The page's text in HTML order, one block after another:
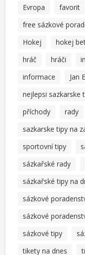
Evropa
favorit
free sázkové
Hokej
hokej
hráč
hráči
informace
Jan E
nejlepsi sazkarske
příchody
rady
sazkarske tipy na
sportovní tipy
sázkařské rady
sázkařské tipy na
sázkové
sázkové
sázkové tipy
tikety na dnes